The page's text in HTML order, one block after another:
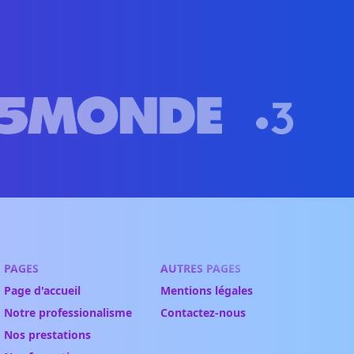
PAGES
Page d'accueil
Notre professionalisme
Nos prestations
AUTRES PAGES
Mentions légales
Contactez-nous